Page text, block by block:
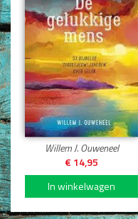
De Gelukkige mens
Willem J. Ouweneel
€ 14,95